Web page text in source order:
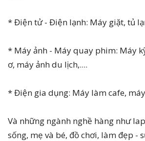
* Điện tử - Điện lạnh: Máy giặt, tủ
* Máy ảnh - Máy quay phim: Máy
ơ, máy ảnh du lịch,....
* Điện gia dụng: Máy làm cafe,
Và những ngành nghề hàng như
sống, mẹ và bé, đồ chơi, làm đẹp -